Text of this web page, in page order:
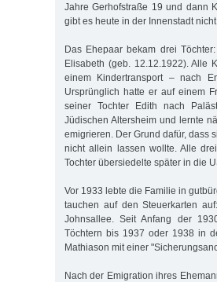
Jahre Gerhofstraße 19 und dann
gibt es heute in der Innenstadt
Das Ehepaar bekam drei
Elisa­beth (geb. 12.12.1922). Alle
einem Kindertransport – nach
Ursprünglich hatte er auf einem
seiner Tochter Edith nach
Jüdischen Altersheim und lernte
emigrieren. Der Grund dafür, dass
nicht allein lassen wollte. Alle
Tochter übersiedelte später in die
Vor 1933 lebte die Familie in
tauchen auf den Steuerkarten
Johns­allee. Seit Anfang der
Töchtern bis 1937 oder 1938 in
Mathiason mit einer
Nach der Emigration ihres